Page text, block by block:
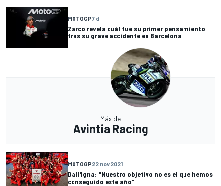
MOTOGP7 d
Zarco revela cuál fue su primer pensamiento
tras su grave accidente en Barcelona
Más de
Avintia Racing
MOTOGP22 nov 2021
Dall'Igna: "Nuestro objetivo no es el que hemos
conseguido este año"